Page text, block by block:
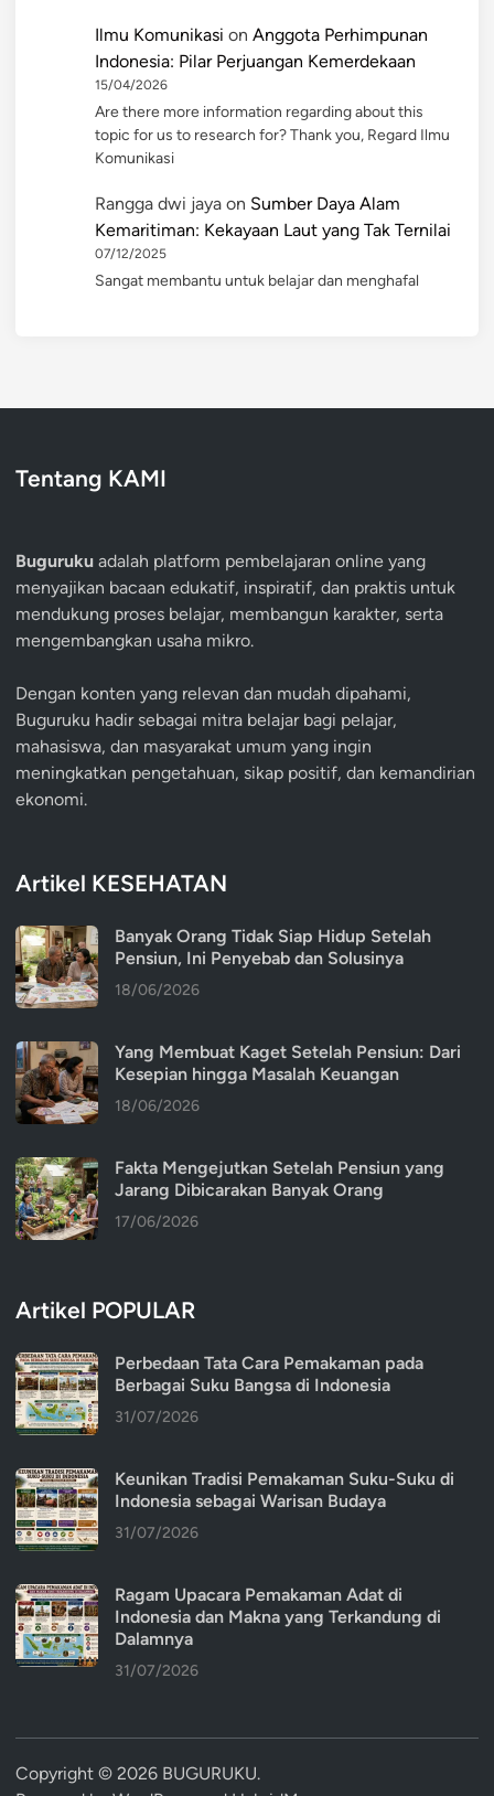
Ilmu Komunikasi on Anggota Perhimpunan
Indonesia: Pilar Perjuangan Kemerdekaan
15/04/2026
Are there more information regarding about this
topic for us to research for? Thank you, Regard Ilmu
Komunikasi
Rangga dwi jaya on Sumber Daya Alam
Kemaritiman: Kekayaan Laut yang Tak Ternilai
07/12/2025
Sangat membantu untuk belajar dan menghafal
Tentang KAMI
Buguruku adalah platform pembelajaran online yang
menyajikan bacaan edukatif, inspiratif, dan praktis untuk
mendukung proses belajar, membangun karakter, serta
mengembangkan usaha mikro.
Dengan konten yang relevan dan mudah dipahami,
Buguruku hadir sebagai mitra belajar bagi pelajar,
mahasiswa, dan masyarakat umum yang ingin
meningkatkan pengetahuan, sikap positif, dan kemandirian
ekonomi.
Artikel KESEHATAN
Banyak Orang Tidak Siap Hidup Setelah
Pensiun, Ini Penyebab dan Solusinya
18/06/2026
Yang Membuat Kaget Setelah Pensiun: Dari
Kesepian hingga Masalah Keuangan
18/06/2026
Fakta Mengejutkan Setelah Pensiun yang
Jarang Dibicarakan Banyak Orang
17/06/2026
Artikel POPULAR
Perbedaan Tata Cara Pemakaman pada
Berbagai Suku Bangsa di Indonesia
31/07/2026
Keunikan Tradisi Pemakaman Suku-Suku di
Indonesia sebagai Warisan Budaya
31/07/2026
Ragam Upacara Pemakaman Adat di
Indonesia dan Makna yang Terkandung di
Dalamnya
31/07/2026
Copyright © 2026 BUGURUKU.